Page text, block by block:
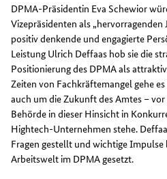
DPMA-Präsidentin Eva Schewior
Vizepräsidenten als
positiv denkende und engagierte
Leistung Ulrich Deffaas hob sie die
Positionierung des DPMA als
Zeiten von Fachkräftemangel gehe
auch um die Zukunft des Amtes –
Behörde in dieser Hinsicht in
Hightech-Unternehmen stehe.
Fragen gestellt und wichtige Impulse
Arbeitswelt im DPMA gesetzt.